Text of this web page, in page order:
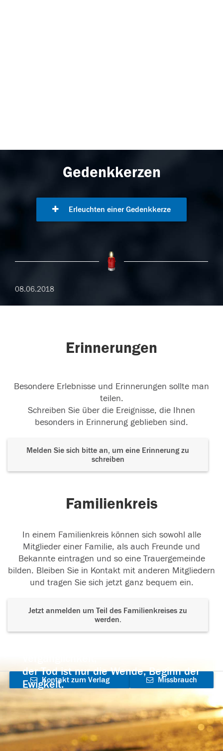
Gedenkkerzen
Erleuchten einer Gedenkkerze
08.06.2018
Erinnerungen
Besondere Erlebnisse und Erinnerungen sollte man
teilen.
Schreiben Sie über die Ereignisse, die Ihnen
besonders in Erinnerung geblieben sind.
Melden Sie sich bitte an, um eine Erinnerung zu
schreiben
Familienkreis
In einem Familienkreis können sich sowohl alle
Mitglieder einer Familie, als auch Freunde und
Bekannte eintragen und so eine Trauergemeinde
bilden. Bleiben Sie in Kontakt mit anderen Mitgliedern
und tragen Sie sich jetzt ganz bequem ein.
Jetzt anmelden um Teil des Familienkreises zu
werden.
der Tod ist nur die Wende, Beginn der
Ewigkeit.
Kontakt zum Verlag
aufnehmen
Missbrauch